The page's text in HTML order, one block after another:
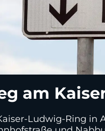
am
Ludwig-Ring